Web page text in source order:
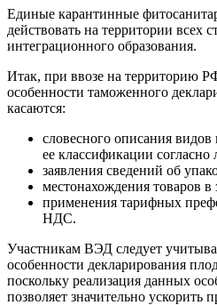
Единые карантинные
действовать на территории всех
интеграционного образования.
Итак, при ввозе на территорию
особенности таможенного
касаются:
словесного описания
ее классификации
заявления сведений об
местонахождения товаров
применения тарифных
НДС.
Участникам ВЭД следует
особенности декларирования
поскольку реализация данных
позволяет значительно ускорить